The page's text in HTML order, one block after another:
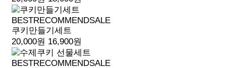
BESTRECOMMENDSALE
쿠키만들기세트
20,000원 16,900원
BESTRECOMMENDSALE